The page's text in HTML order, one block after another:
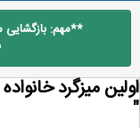
**مهم: بازگشایی
میزگرد